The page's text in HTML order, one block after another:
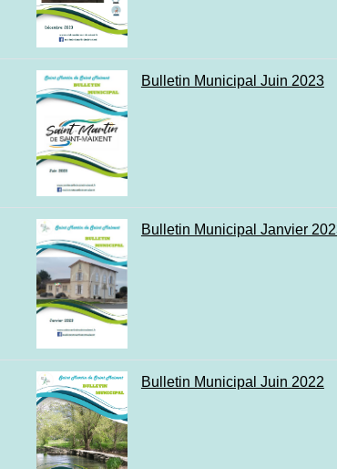
Bulletin Municipal Juin 2023
Bulletin Municipal Janvier
Bulletin Municipal Juin 2022